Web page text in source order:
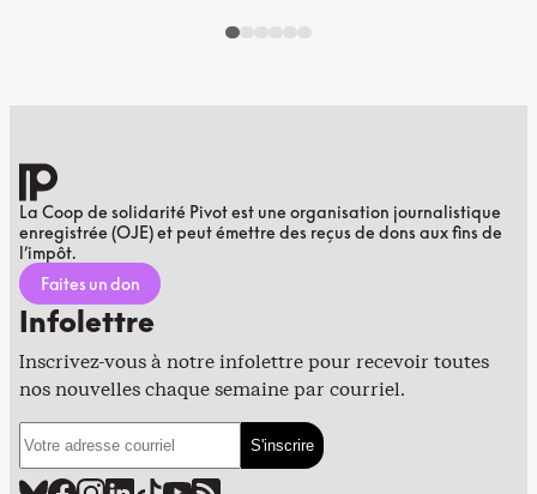
La Coop de solidarité Pivot est une organisation journalistique
enregistrée (OJE) et peut émettre des reçus de dons aux fins de
l’impôt.
Faites un don
Infolettre
Inscrivez-vous à notre infolettre pour recevoir toutes
nos nouvelles chaque semaine par courriel.